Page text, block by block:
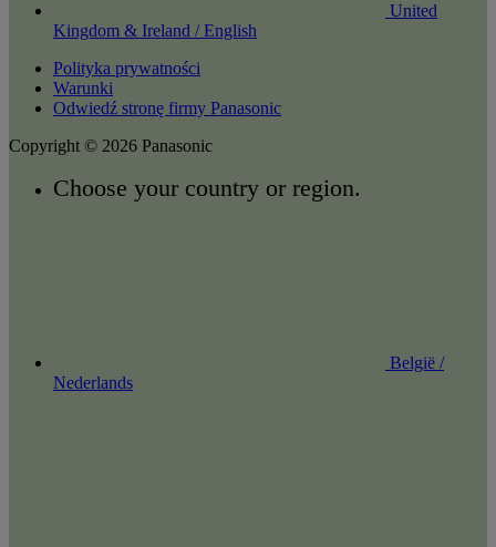
United
Kingdom & Ireland / English
Polityka prywatności
Warunki
Odwiedź stronę firmy Panasonic
Copyright © 2026 Panasonic
Choose your country or region.
België /
Nederlands